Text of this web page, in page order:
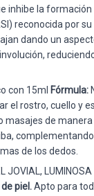
inhibe la formación
reconocida por
dando un
con 15ml Fórmula:
el rostro, cuello y
masajes de
de los dedos.
JOVIAL, LUMINOSA
piel.Apto para
para uso de
Lista vacía